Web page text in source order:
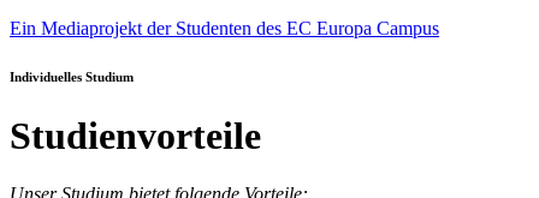
Ein Mediaprojekt der Studenten des EC Europa Campus
Individuelles Studium
Studienvorteile
Unser Studium bietet folgende Vorteile: